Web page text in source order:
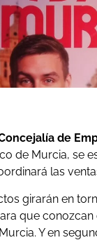
de
de Murcia, se
las
girarán en
que
Y en